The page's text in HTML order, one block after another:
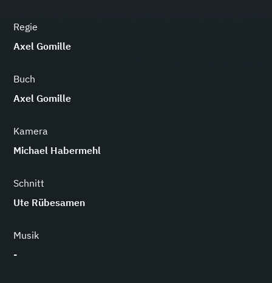
Regie
Axel Gomille
Buch
Axel Gomille
Kamera
Michael Habermehl
Schnitt
Ute Rübesamen
Musik
-